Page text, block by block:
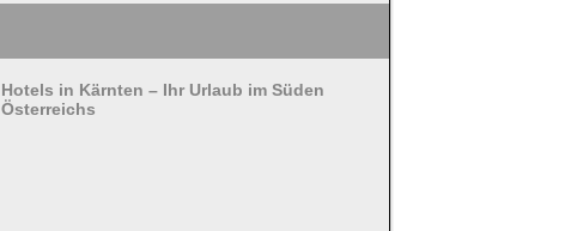
Hotels in Kärnten – Ihr Urlaub im Süden
Österreichs